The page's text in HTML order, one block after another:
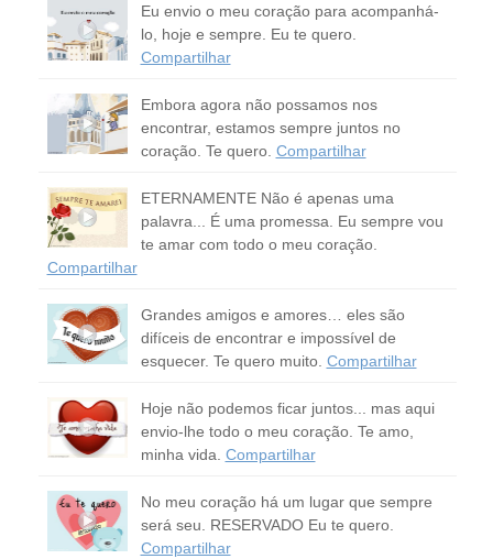
Eu envio o meu coração para acompanhá-
lo, hoje e sempre. Eu te quero.
Compartilhar
Embora agora não possamos nos
encontrar, estamos sempre juntos no
coração. Te quero. Compartilhar
ETERNAMENTE Não é apenas uma
palavra... É uma promessa. Eu sempre vou
te amar com todo o meu coração.
Compartilhar
Grandes amigos e amores… eles são
difíceis de encontrar e impossível de
esquecer. Te quero muito. Compartilhar
Hoje não podemos ficar juntos... mas aqui
envio-lhe todo o meu coração. Te amo,
minha vida. Compartilhar
No meu coração há um lugar que sempre
será seu. RESERVADO Eu te quero.
Compartilhar